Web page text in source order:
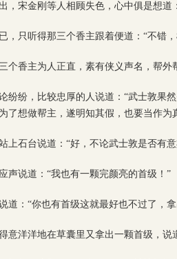
，宋金刚等人相顾失色，心中俱是想
，只听得那三个香主跟着便道：“不错
个香主为人正直，素有侠义声名，帮
纷纷，比较忠厚的人说道：“武士敦果
了想做帮主，遂明知其假，也要当作
上石台说道：“好，不论武士敦是否有
声说道：“我也有一颗完颜亮的首级！”
道：“你也有首级这就最好也不过了，
意洋洋地在草囊里又拿出一颗首级，说